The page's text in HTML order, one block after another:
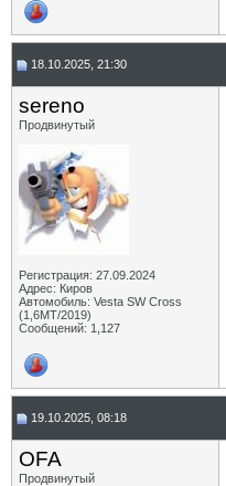
18.10.2025, 21:30
sereno
Продвинутый
Регистрация: 27.09.2024
Адрес: Киров
Автомобиль: Vesta SW Cross
(1,6МТ/2019)
Сообщений: 1,127
19.10.2025, 08:18
OFA
Продвинутый